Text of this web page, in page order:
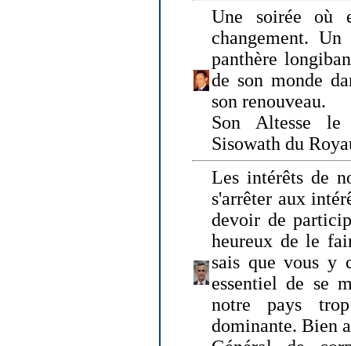
Une soirée où
changement.
panthère
de son monde
son renouveau.
Son Altesse le
Sisowath du
Les intérêts de
s'arrêter aux
devoir de
heureux de le
sais que vous y
essentiel de se
notre pays
dominante. Bien